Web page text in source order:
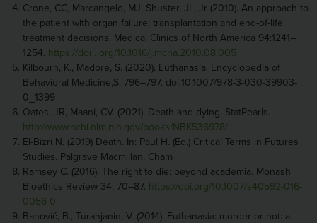
Crone, CC, Marcangelo, MJ, Shuster, JL, Jr (2010). An approach to
the patient with organ failure: transplantation and end-of-life
treatment decisions. Medical Clinics of North America 94:1241–
1254. https://doi . org/10.1016/j.mcna.2010.08.005
Kilbourn, K., Madore, S. (2020). Euthanasia. Encyclopedia of
Behavioral Medicine,S. 796–797. doi:10.1007/978-3-030-39903-
0_1399
Oates, JR, Maani, CV. (2021). Death and dying. StatPearls.
http://www.ncbi.nlm.nih.gov/books/NBK536978/
El-Bizri N. (2019) Death. In: Paul H. (Ed.) Critical Terms in Futures
Studies. Palgrave Macmillan, Cham
Ramsey C. (2016). The right to die: beyond academia. Monash
Bioethics Review 34: 70–87. https://doi.org/10.1007/s40592-016-
0056-0
Banović, B., Turanjanin, V. (2014). Euthanasia: murder or not: a